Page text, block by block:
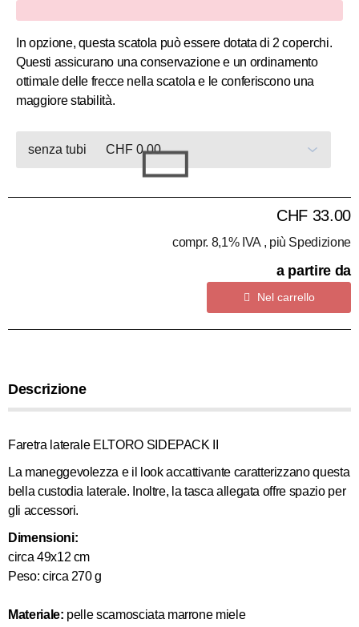
In opzione, questa scatola può essere dotata di 2 coperchi.
Questi assicurano una conservazione e un ordinamento
ottimale delle frecce nella scatola e le conferiscono una
maggiore stabilità.
a partire da
CHF 33.00
compr. 8,1% IVA , più Spedizione
Nel carrello
Descrizione
Faretra laterale ELTORO SIDEPACK II
La maneggevolezza e il look accattivante caratterizzano questa
bella custodia laterale. Inoltre, la tasca allegata offre spazio per
gli accessori.
Dimensioni:
circa 49x12 cm
Peso: circa 270 g
Materiale: pelle scamosciata marrone miele